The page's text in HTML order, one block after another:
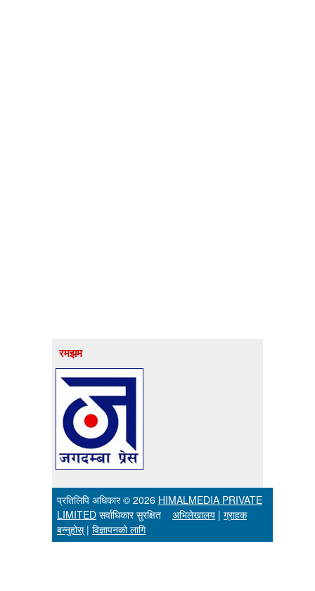
रमझम
प्रतिलिपि अधिकार © 2026 HIMALMEDIA PRIVATE
LIMITED सर्वाधिकार सुरक्षित अभिलेखालय | ग्राहक
बन्नुहोस्| विज्ञापनको लागि